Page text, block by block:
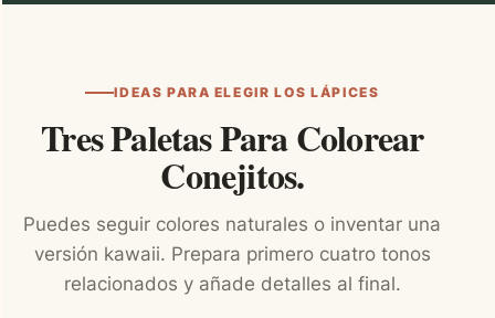
IDEAS PARA ELEGIR LOS LÁPICES
Tres Paletas Para Colorear
Conejitos.
Puedes seguir colores naturales o inventar una
versión kawaii. Prepara primero cuatro tonos
relacionados y añade detalles al final.